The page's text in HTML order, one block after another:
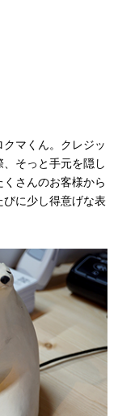
マくん。クレジッ
そっと手元を隠し
さんのお客様から
びに少し得意げな表